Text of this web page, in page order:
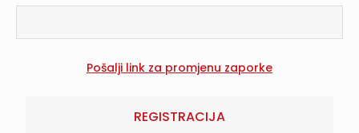
REGISTRACIJA